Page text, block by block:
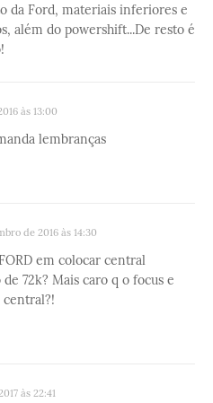
da Ford, materiais inferiores e
além do powershift...De resto é
às 13:00
lembranças
de 2016 às 14:30
em colocar central
72k? Mais caro q o focus e
central?!
às 22:41